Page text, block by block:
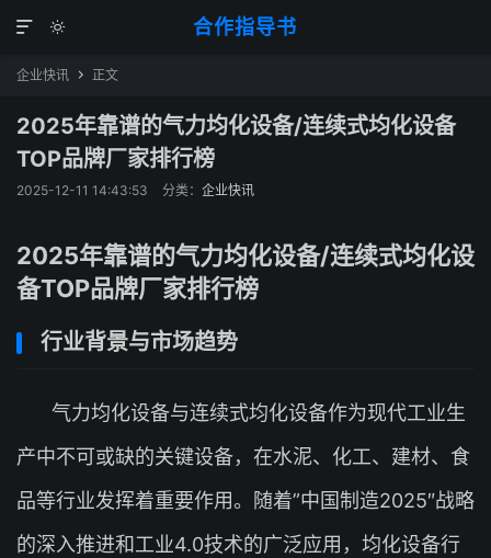
合作指导书


企业快讯  正文
2025年靠谱的气力均化设备/连续式均化设备
TOP品牌厂家排行榜
2025-12-11 14:43:53 分类： 企业快讯
2025年靠谱的气力均化设备/连续式均化设
备TOP品牌厂家排行榜
行业背景与市场趋势
气力均化设备与连续式均化设备作为现代工业生
产中不可或缺的关键设备，在水泥、化工、建材、食
品等行业发挥着重要作用。随着”中国制造2025″战略
的深入推进和工业4.0技术的广泛应用，均化设备行